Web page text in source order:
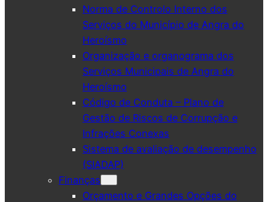
Norma de Controlo Interno dos
Serviços do Município de Angra do
Heroísmo
Organização e organograma dos
Serviços Municipais de Angra do
Heroísmo
Código de Conduta – Plano de
Gestão de Riscos de Corrupção e
Infrações Conexas
Sistema de avaliação de desempenho
(SIADAP)
Finanças
Orçamento e Grandes Opções do